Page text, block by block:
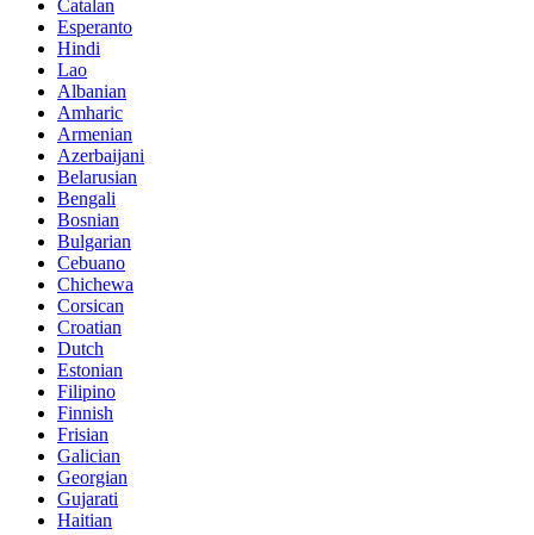
Catalan
Esperanto
Hindi
Lao
Albanian
Amharic
Armenian
Azerbaijani
Belarusian
Bengali
Bosnian
Bulgarian
Cebuano
Chichewa
Corsican
Croatian
Dutch
Estonian
Filipino
Finnish
Frisian
Galician
Georgian
Gujarati
Haitian